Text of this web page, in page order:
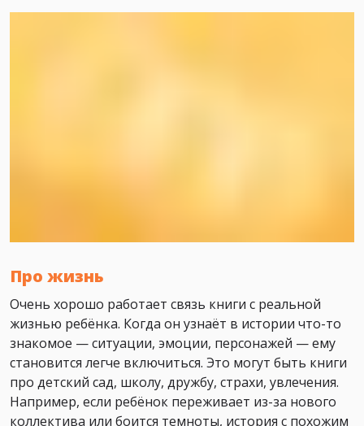
Про жизнь
Очень хорошо работает связь книги с реальной
жизнью ребёнка. Когда он узнаёт в истории что-то
знакомое — ситуации, эмоции, персонажей — ему
становится легче включиться. Это могут быть книги
про детский сад, школу, дружбу, страхи, увлечения.
Например, если ребёнок переживает из-за нового
коллектива или боится темноты, история с похожим